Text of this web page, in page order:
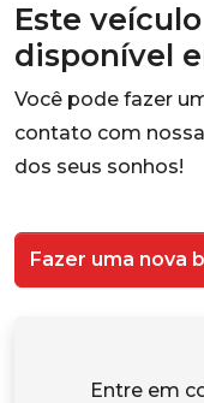
Este
disponível
Você pode fazer
contato com
dos seus sonhos!
Fazer uma nova
Entre em